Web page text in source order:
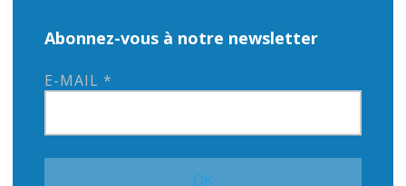
Abonnez-vous à notre newsletter
E-MAIL *